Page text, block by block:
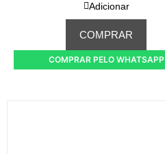
Adicionar
COMPRAR
COMPRAR PELO WHATSAPP